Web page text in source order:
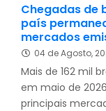
Chegadas de
país
mercados
04 de Agosto,
Mais de 162 mil
em maio de
principais